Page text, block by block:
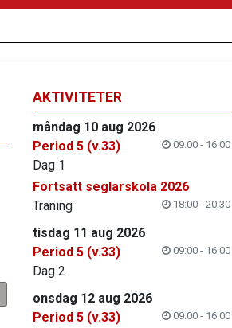
AKTIVITETER
måndag 10 aug 2026
Period 5 (v.33)
09:00 - 16:00
Dag 1
Fortsatt seglarskola 2026
18:00 - 20:30
Träning
tisdag 11 aug 2026
Period 5 (v.33)
09:00 - 16:00
Dag 2
onsdag 12 aug 2026
Period 5 (v.33)
09:00 - 16:00